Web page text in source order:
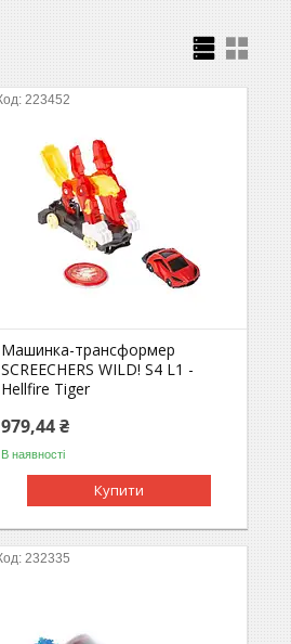
223452
Машинка-трансформер
SCREECHERS WILD! S4 L1 -
Hellfire Tiger
979,44 ₴
В наявності
Купити
232335